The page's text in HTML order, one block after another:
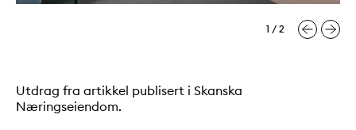
SLIDE AV 2
1 / 2
Utdrag fra artikkel publisert i Skanska
Næringseiendom.